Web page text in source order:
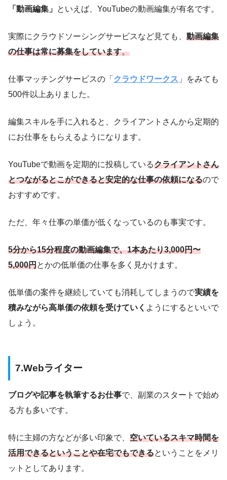
「動画編集」 といえば、YouTubeの動画編集が有名です。
実際にクラウドソーシングサービスなど見ても、 動画編集
の仕事は常に募集をしています。
仕事マッチングサービスの「 クラウドワークス 」をみても
500件以上ありました。
編集スキルを手に入れると、クライアントさんから定期的
にお仕事をもらえるようになります。
YouTubeで動画を定期的に投稿しているクライアントさん
とつながるとこができると安定的な仕事の依頼になるので
おすすめです。
ただ、年々仕事の単価が低くなっているのも事実です。
5分から15分程度の動画編集で、1本あたり3,000円〜
5,000円とかの低単価の仕事を多く見かけます。
低単価の案件を継続していても消耗してしまうので実績を
積みながら高単価の依頼を受けていく ようにするといいで
しょう。
7.Webライター
ブログや記事を執筆するお仕事で、副業のスタートで始め
る方も多いです。
特に主婦の方などが多い印象で、 空いているスキマ時間を
活用できるということや在宅でもできるということをメリ
ットとしてあります。